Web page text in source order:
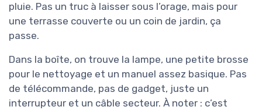
pluie. Pas un truc à laisser sous l’orage, mais pour
une terrasse couverte ou un coin de jardin, ça
passe.
Dans la boîte, on trouve la lampe, une petite brosse
pour le nettoyage et un manuel assez basique. Pas
de télécommande, pas de gadget, juste un
interrupteur et un câble secteur. À noter : c’est